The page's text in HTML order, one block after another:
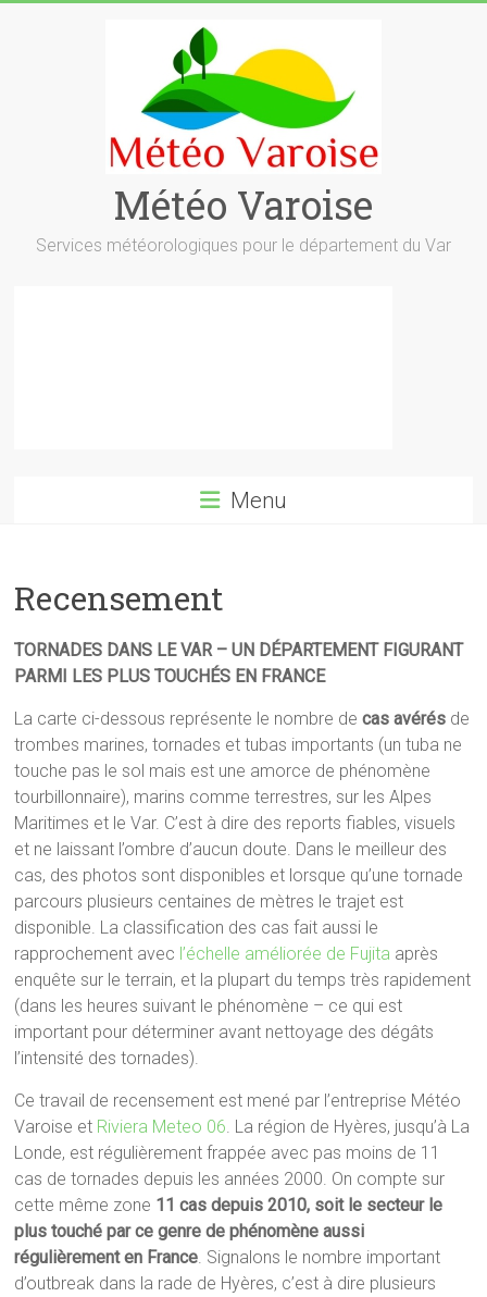
Météo Varoise
Services météorologiques pour le département du Var
Menu
Recensement
TORNADES DANS LE VAR – UN DÉPARTEMENT FIGURANT
PARMI LES PLUS TOUCHÉS EN FRANCE
La carte ci-dessous représente le nombre decas avérés de
trombes marines, tornades et tubas importants (un tuba ne
touche pas le sol mais est une amorce de phénomène
tourbillonnaire), marins comme terrestres, sur les Alpes
Maritimes et le Var. C’est à dire des reports fiables, visuels
et ne laissant l’ombre d’aucun doute. Dans le meilleur des
cas, des photos sont disponibles et lorsque qu’une tornade
parcours plusieurs centaines de mètres le trajet est
disponible. La classification des cas fait aussi le
rapprochement avec l’échelle améliorée de Fujita après
enquête sur le terrain, et la plupart du temps très rapidement
(dans les heures suivant le phénomène – ce qui est
important pour déterminer avant nettoyage des dégâts
l’intensité des tornades).
Ce travail de recensement est mené par l’entreprise Météo
Varoise et Riviera Meteo 06. La région de Hyères, jusqu’à La
Londe, est régulièrement frappée avec pas moins de 11
cas de tornades depuis les années 2000. On compte sur
cette même zone 11 cas depuis 2010, soit le secteur le
plus touché par ce genre de phénomène aussi
régulièrement en France. Signalons le nombre important
d’outbreak dans la rade de Hyères, c’est à dire plusieurs